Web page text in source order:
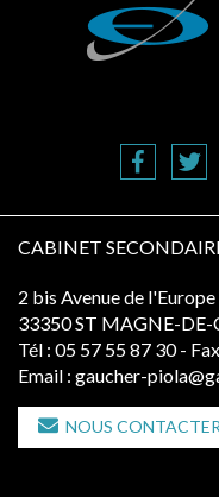
CABINET
2 bis Avenue de l'Europe
33350 ST MAGNE-DE-
Tél : 05 57 55 87 30 -
Email : gaucher-
NOUS CONTACTER